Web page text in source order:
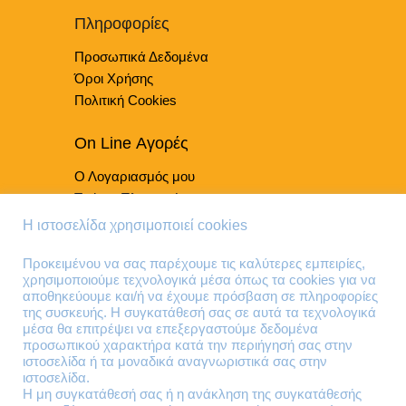
Πληροφορίες
Προσωπικά Δεδομένα
Όροι Χρήσης
Πολιτική Cookies
On Line Αγορές
Ο Λογαριασμός μου
Τρόποι Πληρωμής
Τρόποι Παράδοσης
Τηλέφωνα Επικοινωνίας
210 41 13 636
210 41 13 280
Διεύθυνση
Η ιστοσελίδα χρησιμοποιεί cookies
Προκειμένου να σας παρέχουμε τις καλύτερες εμπειρίες,
χρησιμοποιούμε τεχνολογικά μέσα όπως τα cookies για να
αποθηκεύουμε και/ή να έχουμε πρόσβαση σε πληροφορίες
της συσκευής. Η συγκατάθεσή σας σε αυτά τα τεχνολογικά
μέσα θα επιτρέψει να επεξεργαστούμε δεδομένα
προσωπικού χαρακτήρα κατά την περιήγησή σας στην
ιστοσελίδα ή τα μοναδικά αναγνωριστικά σας στην
ιστοσελίδα.
Η μη συγκατάθεσή σας ή η ανάκληση της συγκατάθεσής